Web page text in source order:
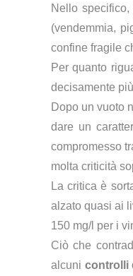
Nello
(vendemmia,
confine fragile
Per quanto
decisamente
Dopo un vuoto
dare un
compromesso
molta criticità
La critica è
alzato quasi ai
150 mg/l per i
Ciò che
alcuni controlli